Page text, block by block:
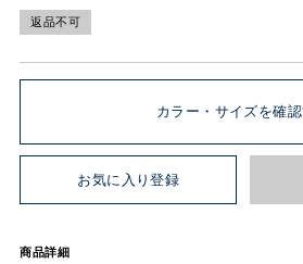
返品不可
カラー・サイズを確
お気に入り登録
商品詳細